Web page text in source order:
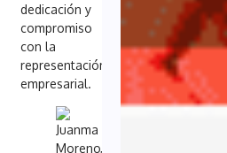
dedicación y
compromiso
con la
representación
empresarial.